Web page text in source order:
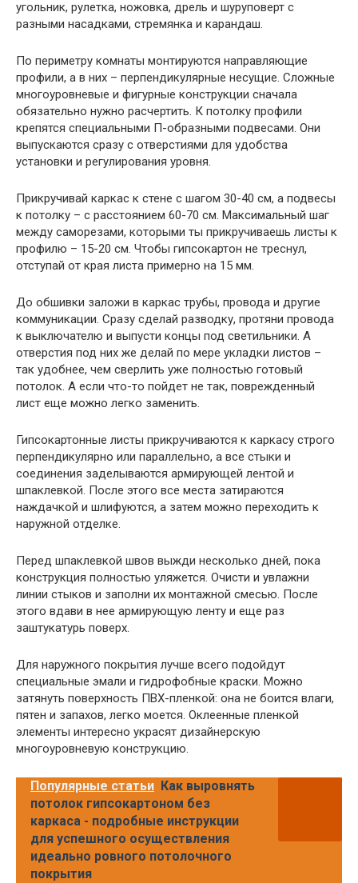
угольник, рулетка, ножовка, дрель и шуруповерт с
разными насадками, стремянка и карандаш.
По периметру комнаты монтируются направляющие
профили, а в них – перпендикулярные несущие. Сложные
многоуровневые и фигурные конструкции сначала
обязательно нужно расчертить. К потолку профили
крепятся специальными П-образными подвесами. Они
выпускаются сразу с отверстиями для удобства
установки и регулирования уровня.
Прикручивай каркас к стене с шагом 30-40 см, а подвесы
к потолку – с расстоянием 60-70 см. Максимальный шаг
между саморезами, которыми ты прикручиваешь листы к
профилю – 15-20 см. Чтобы гипсокартон не треснул,
отступай от края листа примерно на 15 мм.
До обшивки заложи в каркас трубы, провода и другие
коммуникации. Сразу сделай разводку, протяни провода
к выключателю и выпусти концы под светильники. А
отверстия под них же делай по мере укладки листов –
так удобнее, чем сверлить уже полностью готовый
потолок. А если что-то пойдет не так, поврежденный
лист еще можно легко заменить.
Гипсокартонные листы прикручиваются к каркасу строго
перпендикулярно или параллельно, а все стыки и
соединения заделываются армирующей лентой и
шпаклевкой. После этого все места затираются
наждачкой и шлифуются, а затем можно переходить к
наружной отделке.
Перед шпаклевкой швов выжди несколько дней, пока
конструкция полностью уляжется. Очисти и увлажни
линии стыков и заполни их монтажной смесью. После
этого вдави в нее армирующую ленту и еще раз
заштукатурь поверх.
Для наружного покрытия лучше всего подойдут
специальные эмали и гидрофобные краски. Можно
затянуть поверхность ПВХ-пленкой: она не боится влаги,
пятен и запахов, легко моется. Оклеенные пленкой
элементы интересно украсят дизайнерскую
многоуровневую конструкцию.
Популярные статьи Как выровнять
потолок гипсокартоном без
каркаса - подробные инструкции
для успешного осуществления
идеально ровного потолочного
покрытия